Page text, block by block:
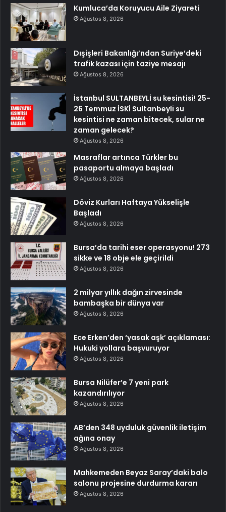
Kumluca’da Koruyucu Aile Ziyareti
Ağustos 8, 2026
Dışişleri Bakanlığı’ndan Suriye’deki
trafik kazası için taziye mesajı
Ağustos 8, 2026
İstanbul SULTANBEYLİ su kesintisi! 25-
26 Temmuz İSKİ Sultanbeyli su
kesintisi ne zaman bitecek, sular ne
zaman gelecek?
Ağustos 8, 2026
Masraflar artınca Türkler bu
pasaportu almaya başladı
Ağustos 8, 2026
Döviz Kurları Haftaya Yükselişle
Başladı
Ağustos 8, 2026
Bursa’da tarihi eser operasyonu! 273
sikke ve 18 obje ele geçirildi
Ağustos 8, 2026
2 milyar yıllık dağın zirvesinde
bambaşka bir dünya var
Ağustos 8, 2026
Ece Erken’den ‘yasak aşk’ açıklaması:
Hukuki yollara başvuruyor
Ağustos 8, 2026
Bursa Nilüfer’e 7 yeni park
kazandırılıyor
Ağustos 8, 2026
AB’den 348 uyduluk güvenlik iletişim
ağına onay
Ağustos 8, 2026
Mahkemeden Beyaz Saray’daki balo
salonu projesine durdurma kararı
Ağustos 8, 2026